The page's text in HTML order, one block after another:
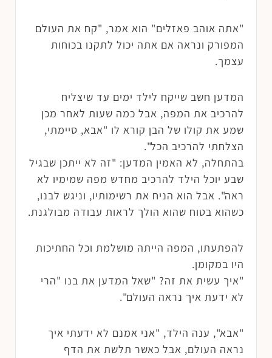
"אתה אוהב פאזלים" הוא אמר, "קח את העולם
המפורק ונראה אם אתה יכול לתקנו בכוחות
עצמך.
המדען חשב שייקח לילד ימים עד שיצליח
להרכיב את המפה, אבל כמה שעות לאחר מכן
שמע את קולו של הבן קורא לו "אבא, סיימתי,
הצלחתי להרכיב הכל".
בהתחלה, לא האמין המדען: "זה לא ייתכן שבגיל
שבע יוכל הילד להרכיב מחדש מפה שמימיו לא
ראה". אבל הוא הניח את רשימותיו, וניגש לבנו,
כשהוא בטוח שהוא הולך לראות עבודה מבולגנת.
להפתעתו, המפה הייתה מושלמת וכל החתיכות
היו במקומן.
"איך עשית את זה? "שאל המדען את בנו "הרי
לא ידעת איך נראה העולם".
"אבא", ענה הילד, "אני אמנם לא ידעתי איך
נראה העולם, אבל כאשר תלשת את הדף